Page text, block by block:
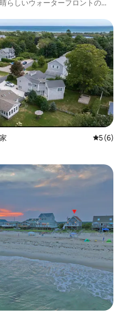
らしいウォーターフロントのコ
レビュー
5 (6)